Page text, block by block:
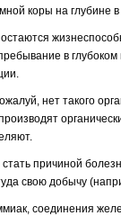
коры на глубине
в глубоком
нет такого
причи­ной
свою добычу
соедине­ния